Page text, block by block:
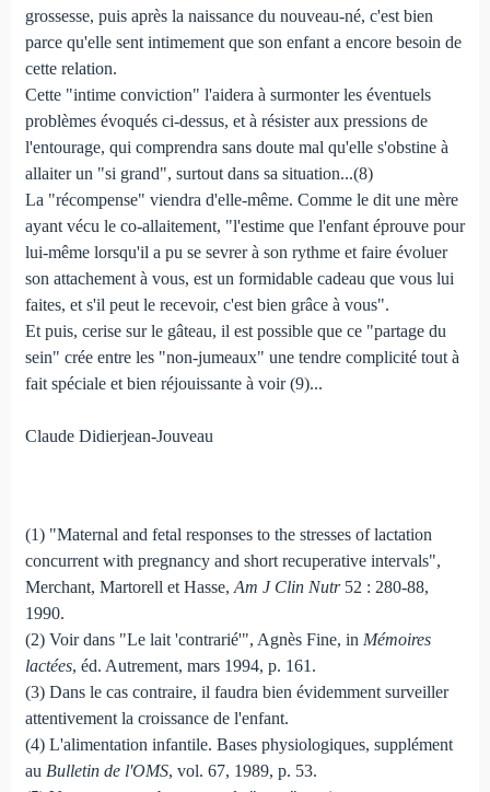
grossesse, puis après la naissance du nouveau-né, c'est bien
parce qu'elle sent intimement que son enfant a encore besoin de
cette relation.
Cette "intime conviction" l'aidera à surmonter les éventuels
problèmes évoqués ci-dessus, et à résister aux pressions de
l'entourage, qui comprendra sans doute mal qu'elle s'obstine à
allaiter un "si grand", surtout dans sa situation...(8)
La "récompense" viendra d'elle-même. Comme le dit une mère
ayant vécu le co-allaitement, "l'estime que l'enfant éprouve pour
lui-même lorsqu'il a pu se sevrer à son rythme et faire évoluer
son attachement à vous, est un formidable cadeau que vous lui
faites, et s'il peut le recevoir, c'est bien grâce à vous".
Et puis, cerise sur le gâteau, il est possible que ce "partage du
sein" crée entre les "non-jumeaux" une tendre complicité tout à
fait spéciale et bien réjouissante à voir (9)...
Claude Didierjean-Jouveau
(1) "Maternal and fetal responses to the stresses of lactation
concurrent with pregnancy and short recuperative intervals",
Merchant, Martorell et Hasse, Am J Clin Nutr52 : 280-88,
1990.
(2) Voir dans "Le lait 'contrarié'", Agnès Fine, in Mémoires
lactées, éd. Autrement, mars 1994, p. 161.
(3) Dans le cas contraire, il faudra bien évidemment surveiller
attentivement la croissance de l'enfant.
(4) L'alimentation infantile. Bases physiologiques, supplément
au Bulletin de l'OMS, vol. 67, 1989, p. 53.